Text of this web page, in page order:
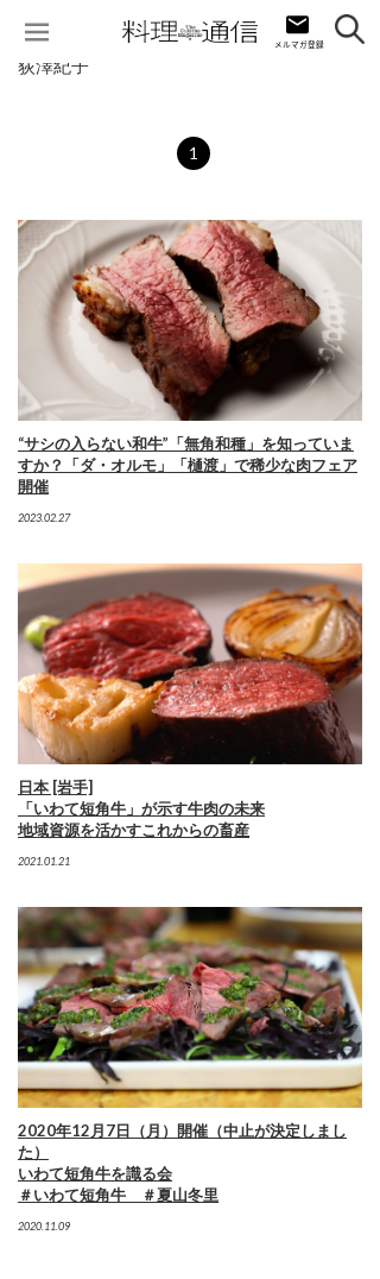
荻澤紀子
1
“サシの入らない和牛”「無角和種」を知っていま
すか？「ダ・オルモ」「樋渡」で稀少な肉フェア
開催
2023.02.27
日本 [岩手]
「いわて短角牛」が示す牛肉の未来
地域資源を活かすこれからの畜産
2021.01.21
2020年12月7日（月）開催（中止が決定しまし
た）
いわて短角牛を識る会
＃いわて短角牛 ＃夏山冬里
2020.11.09